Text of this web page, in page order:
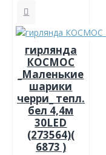
гирлянда
КОСМОС
_Маленькие
шарики
черри_ тепл.
бел 4,4м
30LED
(273564)(
6873 )